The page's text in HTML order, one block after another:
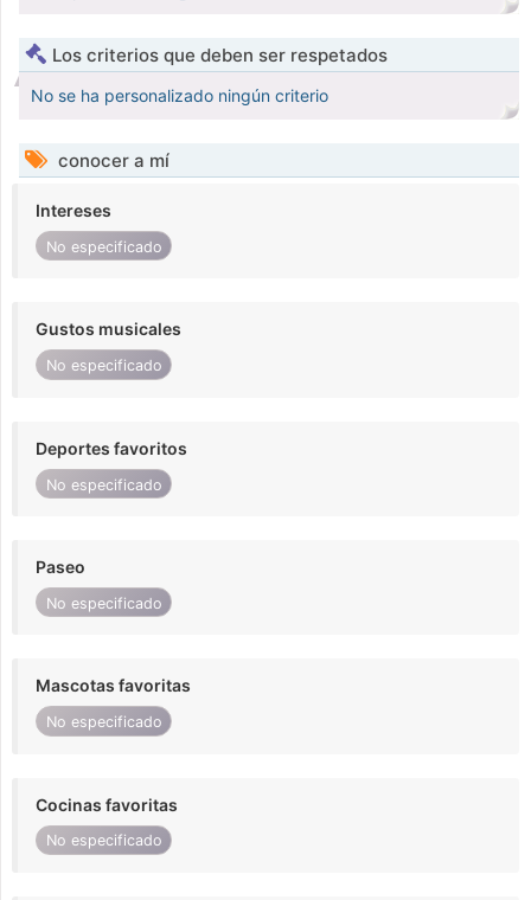
Los criterios que deben ser respetados
No se ha personalizado ningún criterio
conocer a mí
Intereses
No especificado
Gustos musicales
No especificado
Deportes favoritos
No especificado
Paseo
No especificado
Mascotas favoritas
No especificado
Cocinas favoritas
No especificado